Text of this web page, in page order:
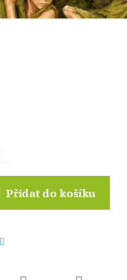
Přidat do košíku